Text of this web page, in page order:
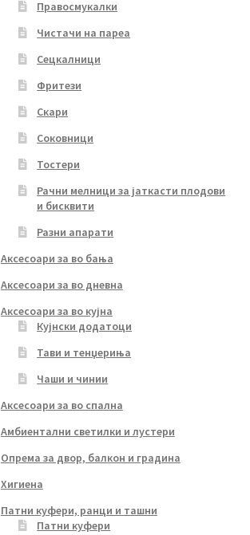
Правосмукалки
Чистачи на пареа
Сецкалници
Фритези
Скари
Соковници
Тостери
Рачни мелници за јаткасти плодови
и бисквити
Разни апарати
Аксесоари за во бања
Аксесоари за во дневна
Аксесоари за во кујна
Кујнски додатоци
Тави и тенџериња
Чаши и чинии
Аксесоари за во спална
Амбиентални светилки и лустери
Опрема за двор, балкон и градина
Хигиена
Патни куфери, ранци и ташни
Патни куфери